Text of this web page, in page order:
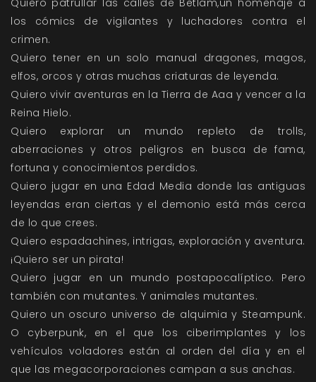
Quiero patrullar las calles de Betlam,un homenaje a
los cómics de vigilantes y luchadores contra el
crimen.
Quiero tener en un solo manual dragones, magos,
elfos, orcos y otras muchas criaturas de leyenda.
Quiero vivir aventuras en la Tierra de Aaa y vencer a la
Reina Hielo.
Quiero explorar un mundo repleto de trolls,
aberraciones y otros peligros en busca de fama,
fortuna y conocimientos perdidos.
Quiero jugar en una Edad Media donde las antiguas
leyendas eran ciertas y el demonio está más cerca
de lo que crees.
Quiero espadachines, intrigas, exploración y aventura.
¡Quiero ser un pirata!
Quiero jugar en un mundo postapocalíptico.
Pero
también con mutantes. Y animales mutantes.
Quiero un oscuro universo de alquimia y Steampunk.
O cyberpunk, en el que los ciberimplantes y los
vehículos voladores están al orden del día y en el
que las megacorporaciones campan a sus anchas.